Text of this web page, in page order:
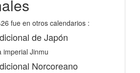
fue en otros calendarios :
de Japón
imperial Jinmu
Norcoreano